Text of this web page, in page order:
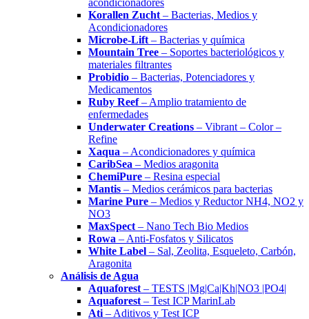
acondicionadores
Korallen Zucht – Bacterias, Medios y
Acondicionadores
Microbe-Lift – Bacterias y química
Mountain Tree – Soportes bacteriológicos y
materiales filtrantes
Probidio – Bacterias, Potenciadores y
Medicamentos
Ruby Reef– Amplio tratamiento de
enfermedades
Underwater Creations – Vibrant – Color –
Refine
Xaqua – Acondicionadores y química
CaribSea – Medios aragonita
ChemiPure – Resina especial
Mantis – Medios cerámicos para bacterias
Marine Pure – Medios y Reductor NH4, NO2 y
NO3
MaxSpect – Nano Tech Bio Medios
Rowa – Anti-Fosfatos y Silicatos
White Label – Sal, Zeolita, Esqueleto, Carbón,
Aragonita
Análisis de Agua
Aquaforest – TESTS |Mg|Ca|Kh|NO3 |PO4|
Aquaforest – Test ICP MarinLab
Ati – Aditivos y Test ICP